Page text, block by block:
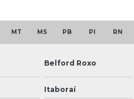
MT MS PB PI RN
Belford Roxo
Itaboraí